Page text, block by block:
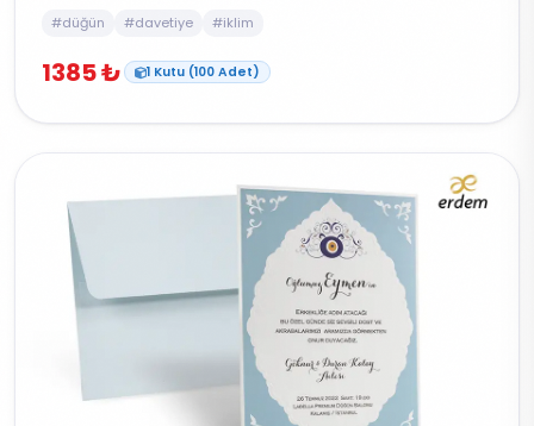
#düğün #davetiye #iklim
1385 ₺ 1 Kutu (100 Adet)